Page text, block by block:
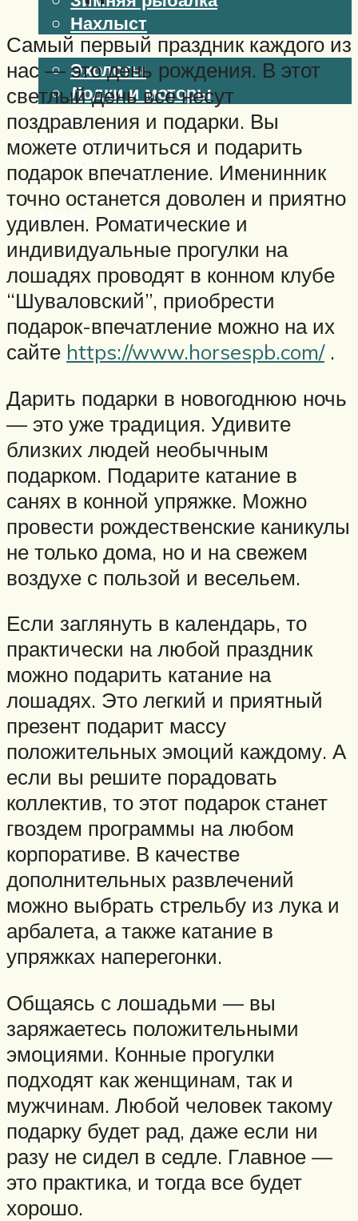
Нахлыст
Снаряжение
Эхолоты
Лодки и моторы
Узлы
Рецепты
Разное
Меню
Самый первый праздник каждого из
нас — это день рождения. В этот
светлый день все несут
поздравления и подарки. Вы
можете отличиться и подарить
подарок впечатление. Именинник
точно останется доволен и приятно
удивлен. Роматические и
индивидуальные прогулки на
лошадях проводят в конном клубе
“Шуваловский”, приобрести
подарок-впечатление можно на их
сайте https://www.horsespb.com/.
Дарить подарки в новогоднюю ночь
— это уже традиция. Удивите
близких людей необычным
подарком. Подарите катание в
санях в конной упряжке. Можно
провести рождественские каникулы
не только дома, но и на свежем
воздухе с пользой и весельем.
Если заглянуть в календарь, то
практически на любой праздник
можно подарить катание на
лошадях. Это легкий и приятный
презент подарит массу
положительных эмоций каждому. А
если вы решите порадовать
коллектив, то этот подарок станет
гвоздем программы на любом
корпоративе. В качестве
дополнительных развлечений
можно выбрать стрельбу из лука и
арбалета, а также катание в
упряжках наперегонки.
Общаясь с лошадьми — вы
заряжаетесь положительными
эмоциями. Конные прогулки
подходят как женщинам, так и
мужчинам. Любой человек такому
подарку будет рад, даже если ни
разу не сидел в седле. Главное —
это практика, и тогда все будет
хорошо.